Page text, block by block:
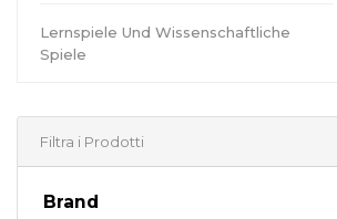
Lernspiele Und Wissenschaftliche
Spiele
Filtra i Prodotti
Brand